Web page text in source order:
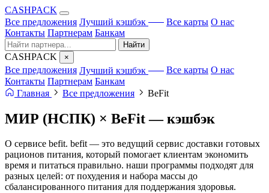
CASHPACK
Все предложения Лучший кэшбэк Все карты О нас
Контакты Партнерам Банкам
Найти
CASHPACK ×
Все предложения Лучший кэшбэк Все карты О нас
Контакты Партнерам Банкам
Главная
Все предложения BeFit
МИР (НСПК) × BeFit —кэшбэк
О сервисе befit. befit — это ведущий сервис доставки готовых
рационов питания, который помогает клиентам экономить
время и питаться правильно. наши программы подходят для
разных целей: от похудения и набора массы до
сбалансированного питания для поддержания здоровья.